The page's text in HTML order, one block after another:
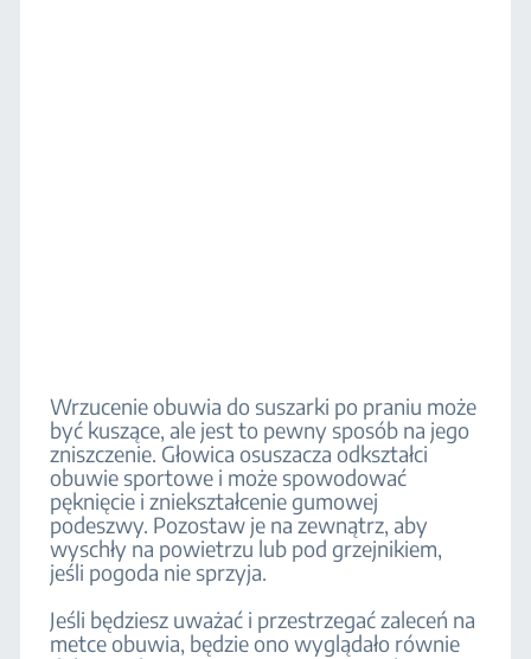
Wrzucenie obuwia do suszarki po praniu może
być kuszące, ale jest to pewny sposób na jego
zniszczenie. Głowica osuszacza odkształci
obuwie sportowe i może spowodować
pęknięcie i zniekształcenie gumowej
podeszwy. Pozostaw je na zewnątrz, aby
wyschły na powietrzu lub pod grzejnikiem,
jeśli pogoda nie sprzyja.
Jeśli będziesz uważać i przestrzegać zaleceń na
metce obuwia, będzie ono wyglądało równie